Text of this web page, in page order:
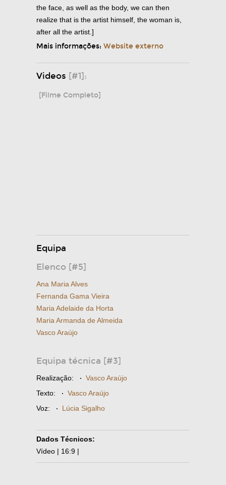
the face, as well as the body, we can then
realize that is the artist himself, the woman is,
after all the artist.]
Mais informações: Website externo
Videos [#1]:
[Filme Completo]
Equipa
Elenco [#5]
Ana Maria Alves
Fernanda Gama Vieira
Maria Adelaide da Horta
Maria Armanda de Almeida
Vasco Araújo
Equipa técnica [#3]
Realização: · Vasco Araújo
Texto: · Vasco Araújo
Voz: · Lúcia Sigalho
Dados Técnicos:
Vídeo | 16:9 |